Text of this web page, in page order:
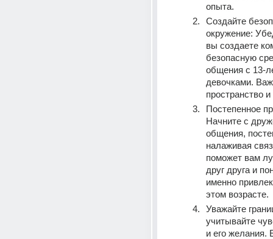
опыта.
Создайте
окружение:
вы создаете
безопасную
общения с 13-
девочками.
пространство
Постепенное
Начните с
общения,
налаживая
поможет вам
друг друга и
именно
этом возрасте.
Уважайте
учитывайте
и его желания.